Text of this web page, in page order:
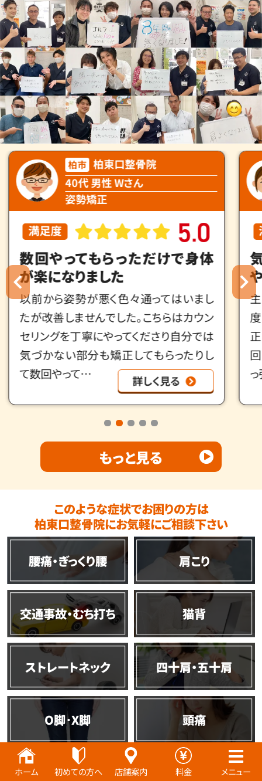
ホーム 初めての方へ 店舗案内 料金 メニュー
柏市 柏東口整骨院
30代 女性 Oさん
肩・首・小顔、骨格矯正
満足度 4.
気になっていた頬骨の出っ張り
や歪みが改善
主に肩・首周り、小顔矯正、骨格矯正で何
度か施術をして頂きました。特に小顔矯
正は一回で口が開けやすくなったり、2、3
回受けてだいぶ気になっていた頬骨の出
っ張りや歪…
詳しく見る
もっと見る
このような症状でお困りの方は
柏東口整骨院にお気軽にご相談下さい
腰痛・ぎっくり腰 肩こり
交通事故・むち打ち 猫背
ストレートネック 四十肩・五十肩
O脚･X脚 頭痛
肋間神経痛 坐骨神経痛